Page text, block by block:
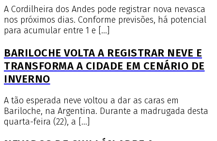
A Cordilheira dos Andes pode registrar nova nevasca
nos próximos dias. Conforme previsões, há potencial
para acumular entre 1 e […]
BARILOCHE VOLTA A REGISTRAR NEVE E
TRANSFORMA A CIDADE EM CENÁRIO DE
INVERNO
A tão esperada neve voltou a dar as caras em
Bariloche, na Argentina. Durante a madrugada desta
quarta-feira (22), a […]